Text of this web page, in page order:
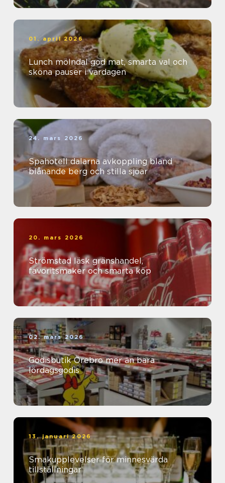
01. april 2026
Lunch mölndal god mat, smarta val och
sköna pauser i vardagen
24. mars 2026
Spahotell dalarna avkoppling bland
blånande berg och stilla sjöar
20. mars 2026
Strömstad läsk gränshandel,
favoritsmaker och smarta köp
02. mars 2026
Godisbutik Örebro mer än bara
lördagsgodis
13. januari 2026
Smakupplevelser för minnesvärda
tillställningar